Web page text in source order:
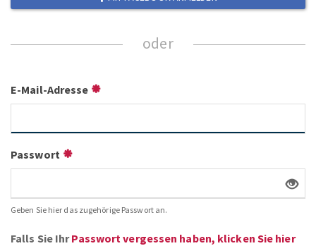
E-Mail-Adresse
Passwort
Geben Sie hier das zugehörige Passwort an.
Falls Sie IhrPasswort vergessen haben, klicken Sie hier